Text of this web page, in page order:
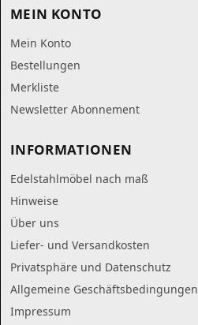
MEIN KONTO
Mein Konto
Bestellungen
Merkliste
Newsletter Abonnement
INFORMATIONEN
Edelstahlmöbel nach maß
Hinweise
Über uns
Liefer- und Versandkosten
Privatsphäre und Datenschutz
Allgemeine Geschäftsbedingungen
Impressum